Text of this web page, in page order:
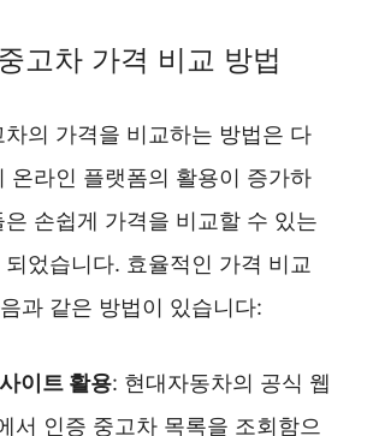
고차 가격 비교 방법
의 가격을 비교하는 방법은 다
온라인 플랫폼의 활용이 증가하
손쉽게 가격을 비교할 수 있는
었습니다. 효율적인 가격 비교
과 같은 방법이 있습니다:
이트 활용: 현대자동차의 공식 웹
서 인증 중고차 목록을 조회함으